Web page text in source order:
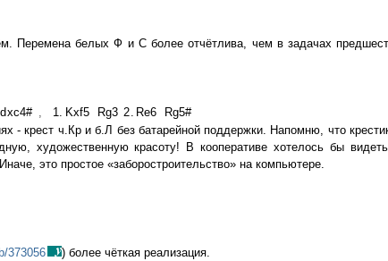
Перемена белых Ф и С более отчётлива, чем в задачах
dxc4# , 1. Kxf5 Rg3 2. Re6
Rg5#
- крест ч.Кр и б.Л без батарейной поддержки. Напомню, что
художественную красоту! В кооперативе хотелось бы
это простое «заборостроительство» на компьютере.
373056 ) более чёткая реализация.